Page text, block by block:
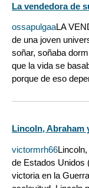
La vendedora de
ossapulgaaLA
de una joven
soñar, soñaba
que la vida se
porque de eso
Lincoln, Abraham
victormrh66
de Estados Unidos
victoria en la